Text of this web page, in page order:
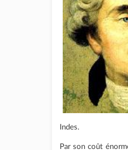
Indes.
Par son coût